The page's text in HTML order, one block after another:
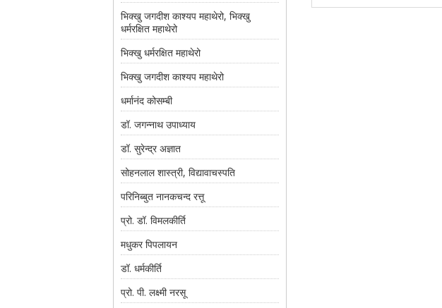
भिक्खु जगदीश काश्यप महाथेरो, भिक्खु
धर्मरक्षित महाथेरो
भिक्खु धर्मरक्षित महाथेरो
भिक्खु जगदीश काश्यप महाथेरो
धर्मानंद कोसम्बी
डॉ. जगन्नाथ उपाध्याय
डॉ. सुरेन्द्र अज्ञात
सोहनलाल शास्त्री, विद्यावाचस्पति
परिनिब्बुत नानकचन्द रत्तू
प्रो. डॉ. विमलकीर्ति
मधुकर पिपलायन
डॉ. धर्मकीर्ति
प्रो. पी. लक्ष्मी नरसू